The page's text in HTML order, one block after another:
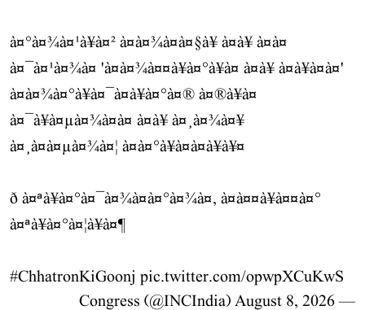
à¤°à¤¾à¤¹à¥à¤² à¤à¤¾à¤à¤§à¥ à¤à¥ à¤à¤
à¤¯à¤¹à¤¾à¤ 'à¤à¤¾à¤¤à¥à¤°à¥à¤ à¤à¥ à¤à¥à¤à¤'
à¤à¤¾à¤°à¥à¤¯à¤à¥à¤°à¤® à¤®à¥à¤
à¤¯à¥à¤µà¤¾à¤à¤ à¤à¥ à¤¸à¤¾à¤¥
à¤¸à¤à¤µà¤¾à¤¦ à¤à¤°à¥à¤à¤à¥à¥¤
ð à¤ªà¥à¤°à¤¯à¤¾à¤à¤°à¤¾à¤, à¤à¤¤à¥à¤¤à¤°
à¤ªà¥à¤°à¤¦à¥à¤¶
#ChhatronKiGoonj pic.twitter.com/opwpXCuKwS
— Congress (@INCIndia)
August 8, 2026